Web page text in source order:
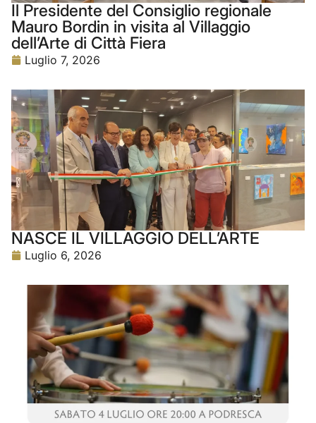
Il Presidente del Consiglio regionale
Mauro Bordin in visita al Villaggio
dell’Arte di Città Fiera
Luglio 7, 2026
NASCE IL VILLAGGIO DELL’ARTE
Luglio 6, 2026